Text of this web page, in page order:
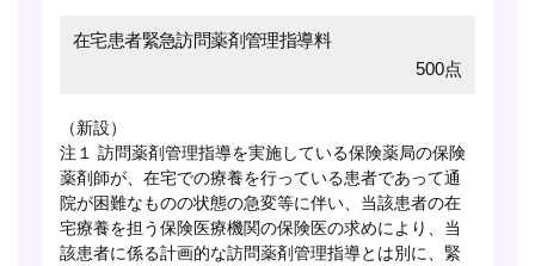
在宅患者緊急訪問薬剤管理指導料
500点
（新設）
注１ 訪問薬剤管理指導を実施している保険薬局の保険
薬剤師が、在宅での療養を行っている患者であって通
院が困難なものの状態の急変等に伴い、当該患者の在
宅療養を担う保険医療機関の保険医の求めにより、当
該患者に係る計画的な訪問薬剤管理指導とは別に、緊